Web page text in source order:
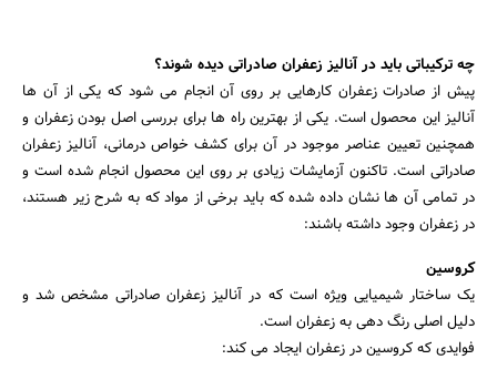
جستجو
چه ترکیباتی باید در آنالیز زعفران صادراتی دیده شوند؟
پیش از صادرات زعفران کارهایی بر روی آن انجام می شود که یکی از آن ها
آنالیز این محصول است. یکی از بهترین راه ها برای بررسی اصل بودن زعفران و
همچنین تعیین عناصر موجود در آن برای کشف خواص درمانی، آنالیز زعفران
صادراتی است. تاکنون آزمایشات زیادی بر روی این محصول انجام شده است و
در تمامی آن ها نشان داده شده که باید برخی از مواد که به شرح زیر هستند،
در زعفران وجود داشته باشند:
کروسین
یک ساختار شیمیایی ویژه است که در آنالیز زعفران صادراتی مشخص شد و
دلیل اصلی رنگ دهی به زعفران است.
فوایدی که کروسین در زعفران ایجاد می کند: